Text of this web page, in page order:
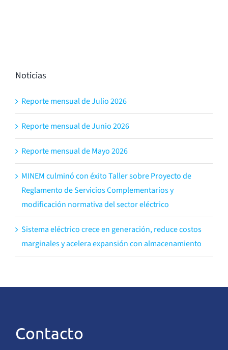
Noticias
Reporte mensual de Julio 2026
Reporte mensual de Junio 2026
Reporte mensual de Mayo 2026
MINEM culminó con éxito Taller sobre Proyecto de
Reglamento de Servicios Complementarios y
modificación normativa del sector eléctrico
Sistema eléctrico crece en generación, reduce costos
marginales y acelera expansión con almacenamiento
Contacto